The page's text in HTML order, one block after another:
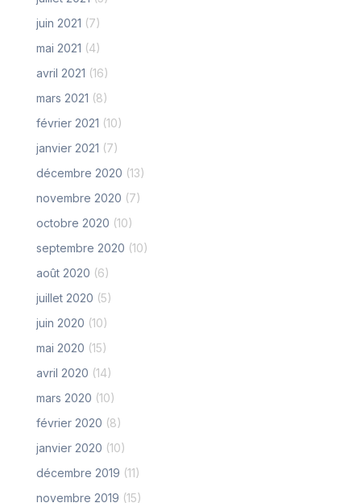
juin 2021 (7)
mai 2021 (4)
avril 2021 (16)
mars 2021 (8)
février 2021 (10)
janvier 2021 (7)
décembre 2020 (13)
novembre 2020 (7)
octobre 2020 (10)
septembre 2020 (10)
août 2020 (6)
juillet 2020 (5)
juin 2020 (10)
mai 2020 (15)
avril 2020 (14)
mars 2020 (10)
février 2020 (8)
janvier 2020 (10)
décembre 2019 (11)
novembre 2019 (15)